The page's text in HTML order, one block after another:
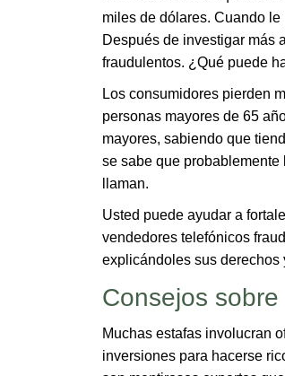
miles de dólares. Cuando
Después de investigar más
fraudulentos. ¿Qué puede
Los consumidores pierden
personas mayores de 65
mayores, sabiendo que
se sabe que
llaman.
Usted puede ayudar a
vendedores telefónicos
explicándoles sus derechos
Consejos
Muchas estafas involucran
inversiones para hacerse